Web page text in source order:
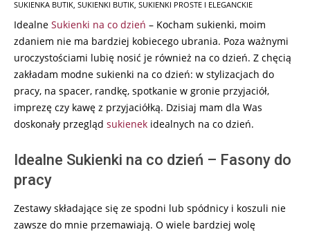
06
SUKIENKA BUTIK, SUKIENKI BUTIK, SUKIENKI PROSTE I ELEGANCKIE
Idealne Sukienki na co dzień – Kocham sukienki, moim
zdaniem nie ma bardziej kobiecego ubrania. Poza ważnymi
uroczystościami lubię nosić je również na co dzień. Z chęcią
zakładam modne sukienki na co dzień: w stylizacjach do
pracy, na spacer, randkę, spotkanie w gronie przyjaciół,
imprezę czy kawę z przyjaciółką. Dzisiaj mam dla Was
doskonały przegląd sukienek idealnych na co dzień.
Idealne Sukienki na co dzień – Fasony do
pracy
Zestawy składające się ze spodni lub spódnicy i koszuli nie
zawsze do mnie przemawiają. O wiele bardziej wolę